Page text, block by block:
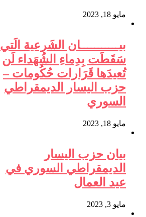
مايو 18, 2023
بيـــــــــــان الشَرعية الَتي
سَقَطَت بِدِماءِ الشُهَداء لَن
تُعيدَها قَرَارات حُكُومات –
حزب اليسار الديمقراطي
السوري
مايو 18, 2023
بيان حزب اليسار
الديمقراطي السوري في
عيد العمال
مايو 3, 2023